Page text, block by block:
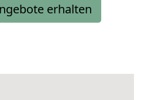
erhalten